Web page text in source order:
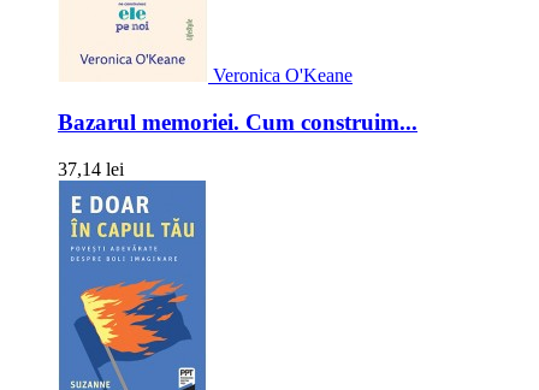
Veronica O'Keane
Bazarul memoriei. Cum construim...
37,14 lei